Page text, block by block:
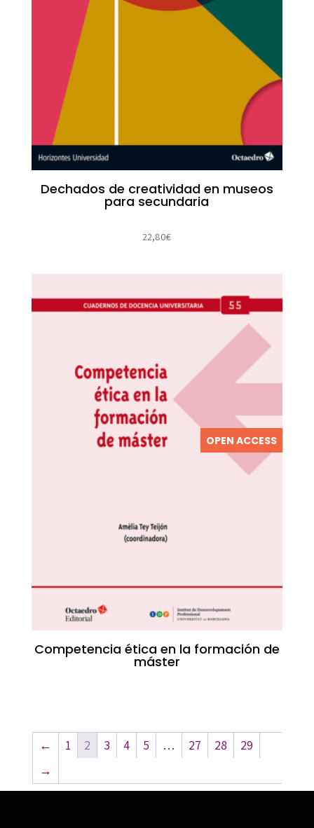
Dechados de creatividad en museos
para secundaria
22,80€
OPEN ACCESS
Competencia ética en la formación de
máster
← 1 2 3 4 5 … 27 28
29
→